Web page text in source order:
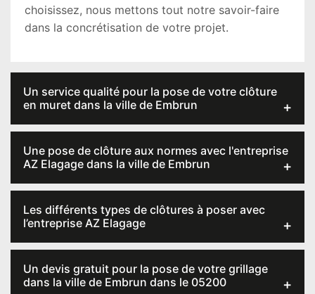
choisissez, nous mettons tout notre savoir-faire
dans la concrétisation de votre projet.
Un service qualité pour la pose de votre clôture
en muret dans la ville de Embrun
Une pose de clôture aux normes avec l'entreprise
AZ Elagage dans la ville de Embrun
Les différents types de clôtures à poser avec
l’entreprise AZ Elagage
Un devis gratuit pour la pose de votre grillage
dans la ville de Embrun dans le 05200